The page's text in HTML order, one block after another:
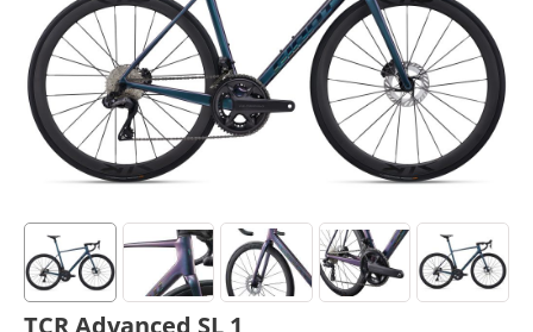
TCR Advanced SL 1